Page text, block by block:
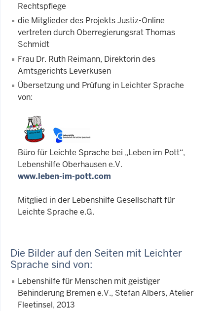
Rechtspflege
die Mitglieder des Projekts Justiz-Online
vertreten durch Oberregierungsrat Thomas
Schmidt
Frau Dr. Ruth Reimann, Direktorin des
Amtsgerichts Leverkusen
Übersetzung und Prüfung in Leichter Sprache
von:
Büro für Leichte Sprache bei „Leben im Pott“,
Lebenshilfe Oberhausen e.V.
www.leben-im-pott.com
Mitglied in der Lebenshilfe Gesellschaft für
Leichte Sprache e.G.
Die Bilder auf den Seiten mit Leichter
Sprache sind von:
Lebenshilfe für Menschen mit geistiger
Behinderung Bremen e.V., Stefan Albers, Atelier
Fleetinsel, 2013